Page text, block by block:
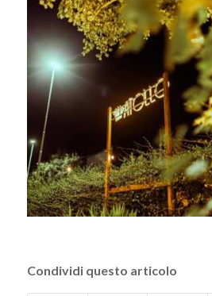
Condividi questo articolo